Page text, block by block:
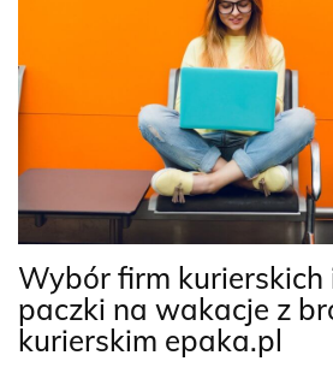
Wybór firm kurierskich
paczki na wakacje z
kurierskim epaka.pl